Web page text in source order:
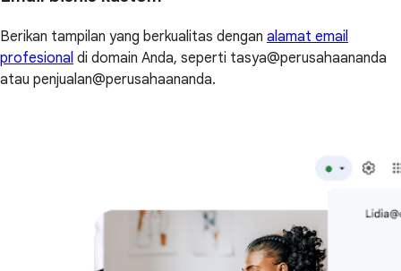
Berikan tampilan yang berkualitas dengan alamat email
profesional di domain Anda, seperti tasya@perusahaananda
atau penjualan@perusahaananda.